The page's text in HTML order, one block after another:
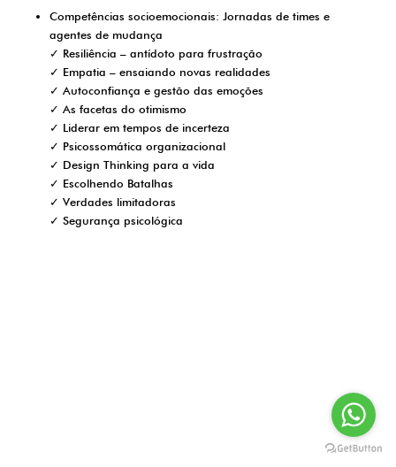
Competências socioemocionais: Jornadas de times e
agentes de mudança
✓ Resiliência – antídoto para frustração
✓ Empatia – ensaiando novas realidades
✓ Autoconfiança e gestão das emoções
✓ As facetas do otimismo
✓ Liderar em tempos de incerteza
✓ Psicossomática organizacional
✓ Design Thinking para a vida
✓ Escolhendo Batalhas
✓ Verdades limitadoras
✓ Segurança psicológica